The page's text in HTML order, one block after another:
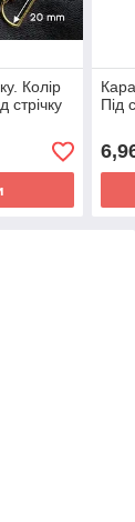
Колір
стрічку
Під